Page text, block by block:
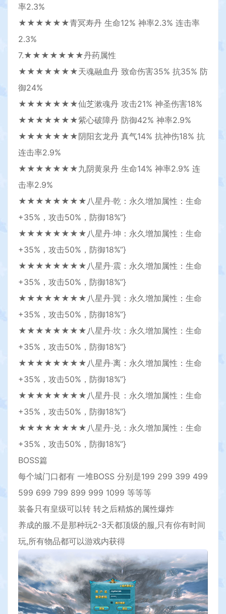
率2.3%
★★★★★★青冥寿丹 生命12% 神率2.3% 连击率
2.3%
7.★★★★★★★丹药属性
★★★★★★★天魂融血丹 致命伤害35% 抗35% 防
御24%
★★★★★★★仙芝漱魂丹 攻击21% 神圣伤害18%
★★★★★★★紫心破障丹 防御42% 神率2.9%
★★★★★★★阴阳玄龙丹 真气14% 抗神伤18% 抗
连击率2.9%
★★★★★★★九阴黄泉丹 生命14% 神率2.9% 连
击率2.9%
★★★★★★★★八星丹·乾：永久增加属性：生命
+35%，攻击50%，防御18%”}
★★★★★★★★八星丹·坤：永久增加属性：生命
+35%，攻击50%，防御18%”}
★★★★★★★★八星丹·震：永久增加属性：生命
+35%，攻击50%，防御18%”}
★★★★★★★★八星丹·巽：永久增加属性：生命
+35%，攻击50%，防御18%”}
★★★★★★★★八星丹·坎：永久增加属性：生命
+35%，攻击50%，防御18%”}
★★★★★★★★八星丹·离：永久增加属性：生命
+35%，攻击50%，防御18%”}
★★★★★★★★八星丹·艮：永久增加属性：生命
+35%，攻击50%，防御18%”}
★★★★★★★★八星丹·兑：永久增加属性：生命
+35%，攻击50%，防御18%”}
BOSS篇
每个城门口都有 一堆BOSS 分别是199 299 399 499
599 699 799 899 999 1099 等等等
装备只有皇级可以转 转之后精炼的属性爆炸
养成的服.不是那种玩2-3天都顶级的服,只有你有时间
玩,所有物品都可以游戏内获得